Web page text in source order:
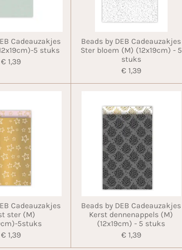
Cadeauzakjes
5 stuks
€ 1,39
Beads by DEB Cadeauzakjes
Ster bloem (M) (12x19cm) - 5
stuks
€ 1,39
Cadeauzakjes
ster (M)
5stuks
€ 1,39
Beads by DEB Cadeauzakjes
Kerst dennenappels (M)
(12x19cm) - 5 stuks
€ 1,39